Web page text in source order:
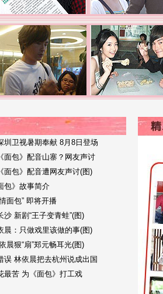
圳卫视暑期奉献 8月8日登场
面包》配音山寨？网友声讨
面包》配音遭网友声讨(图)
包》故事简介
面包” 即将开播
新剧“王子变青蛙”(图)
晨：只做戏里该做的事(图)
晨狠“扇”郑元畅耳光(图)
误 林依晨把去杭州说成出国
最苦 为《面包》打工戏